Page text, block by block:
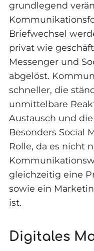
grundlegend
Briefwechsel
privat wie
Messenger und
abgelöst.
schneller, die
unmittelbare
Austausch und
Besonders Social
Rolle, da es nicht
gleichzeitig eine
sowie ein
ist.
Digitales